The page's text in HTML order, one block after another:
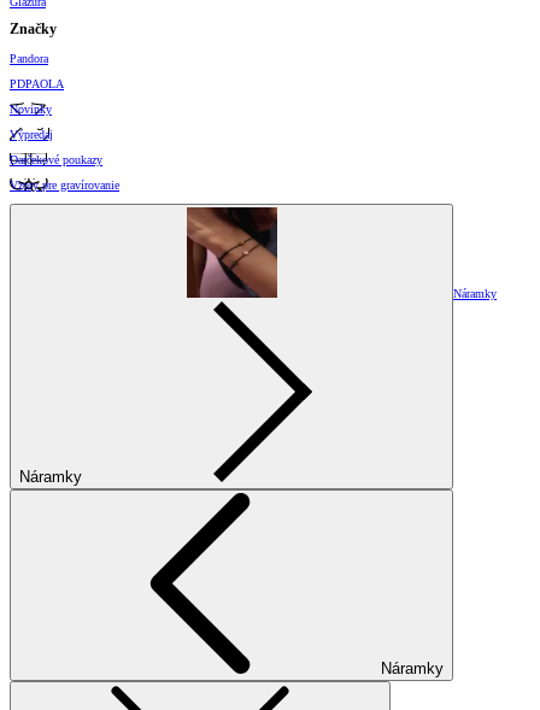
Značky
Pandora
PDPAOLA
Novinky
Výpredaj
Darčekové poukazy
Vzory pre gravírovanie
Náramky
Náramky
Náramky